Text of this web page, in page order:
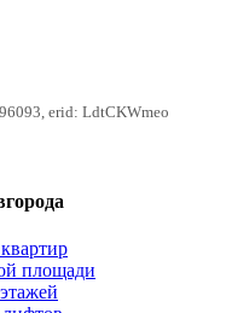
erid: LdtCKWmeo
площади